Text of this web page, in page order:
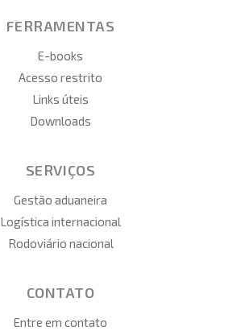
FERRAMENTAS
E-books
Acesso restrito
Links úteis
Downloads
SERVIÇOS
Gestão aduaneira
Logística internacional
Rodoviário nacional
CONTATO
Entre em contato